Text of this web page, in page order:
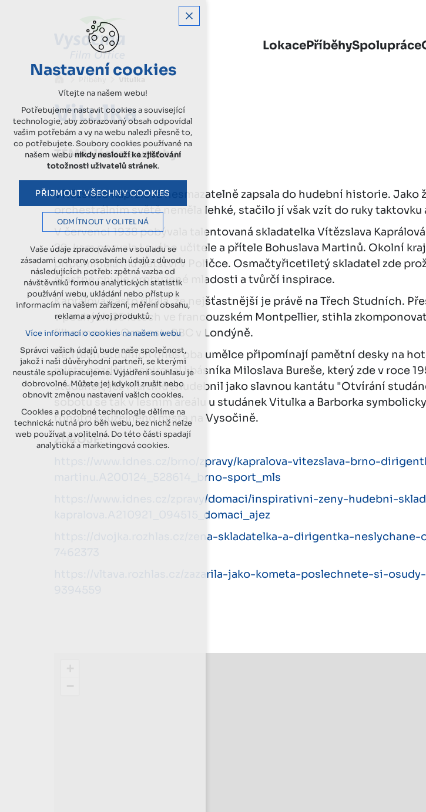
LokacePříběhySpolupráce
Vitulka
TÉMA:láska a vztahy
Vítězslava Kaprálová nesmazatelně zapsala do hudební historie. Jako
orchestrálním světě neměla lehké, stačilo jí však vzít do ruky
V červenci 1938 pobývala talentovaná skladatelka Vítězslava
29, kam pozvala i svého učitele a přítele Bohuslava Martinů. Okolní
připomínala mu dětství v Poličce. Osmačtyřicetiletý skladatel zde
šťastné chvíle probuzené mladosti a tvůrčí inspirace.
Kaprálová často říkala, že nejšťastnější je právě na Třech Studních.
v pouhých 25 letech ve francouzském Montpellier, stihla
filharmonii i Orchestr BBC v Londýně.
Ve Třech Studních dnes oba umělce připomínají pamětní desky na
místa později inspiroval i básníka Miloslava Bureše, který zde v roce
studánek, jež Martinů zhudebnil jako slavnou kantátu "Otvírání
sobotu se tak v lesním areálu u studánek Vitulka a Barborka
tohoto kouzelného místa na Vysočině.
ZDROJE:
https://www.idnes.cz/brno/zpravy/kapralova-vitezslava-brno-
martinu.A200124_528614_brno-sport_mls
https://www.idnes.cz/zpravy/domaci/inspirativni-zeny-hudebni-
kapralova.A210921_094515_domaci_ajez
https://dvojka.rozhlas.cz/zena-skladatelka-a-dirigentka-
https://vltava.rozhlas.cz/zazarila-jako-kometa-poslechnete-si-
Nastavení cookies
Vítejte na našem webu!
Potřebujeme nastavit cookies a související
technologie, aby zobrazovaný obsah odpovídal
vašim potřebám a vy na webu nalezli přesně to,
co potřebujete. Soubory cookies používané na
našem webu nikdy neslouží ke zjišťování
totožnosti uživatelů stránek.
PŘIJMOUT VŠECHNY COOKIES
ODMÍTNOUT VOLITELNÁ
Vaše údaje zpracováváme v souladu se
zásadami ochrany osobních údajů z důvodu
následujících potřeb: zpětná vazba od
návštěvníků formou analytických statistik
používání webu, ukládání nebo přístup k
informacím na vašem zařízení, měření obsahu,
reklama a vývoj produktů.
Více informací o cookies na našem webu
Správci vašich údajů bude naše společnost,
jakož i naši důvěryhodní partneři, se kterými
neustále spolupracujeme. Vyjádření souhlasu je
dobrovolné. Můžete jej kdykoli zrušit nebo
obnovit změnou nastavení vašich cookies.
Cookies a podobné technologie dělíme na
technická: nutná pro běh webu, bez nichž nelze
web používat a volitelná. Do této části spadají
analytická a marketingová cookies.